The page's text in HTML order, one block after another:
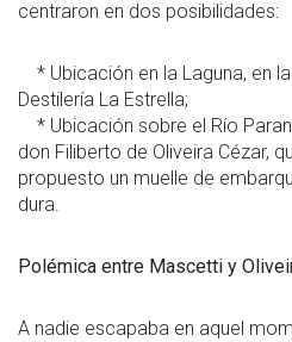
centraron en dos posibilidades:
* Ubicación en la Laguna, en
Destilería La Estrella;
* Ubicación sobre el Río
don Filiberto de Oliveira Cézar,
propuesto un muelle de
dura.
Polémica entre Mascetti y
A nadie escapaba en aquel